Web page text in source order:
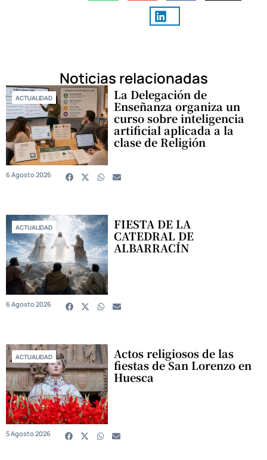
Noticias relacionadas
ACTUALIDAD La Delegación de
Enseñanza organiza un
curso sobre inteligencia
artificial aplicada a la
clase de Religión
6 Agosto 2026
ACTUALIDAD FIESTA DE LA
CATEDRAL DE
ALBARRACÍN
6 Agosto 2026
ACTUALIDAD Actos religiosos de las
fiestas de San Lorenzo en
Huesca
5 Agosto 2026